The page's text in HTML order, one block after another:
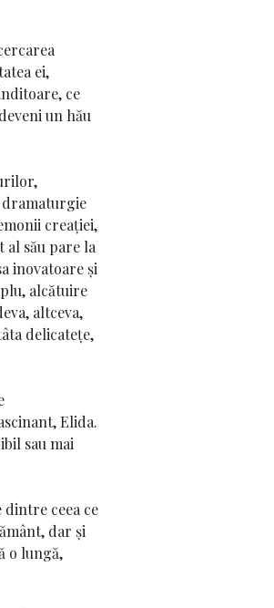
ei,
ce
un hău
dramaturgie
creației,
al său pare la
inovatoare și
alcătuire
altceva,
delicatețe,
Elida.
sau mai
ceea ce
dar și
o lungă,